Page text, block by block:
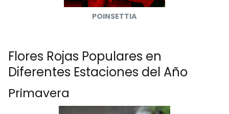
POINSETTIA
Flores Rojas Populares en
Diferentes Estaciones del Año
Primavera